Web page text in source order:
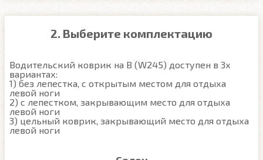
2. Выберите комплектацию
Водительский коврик на B (W245) доступен в 3х
вариантах:
1) без лепестка, с открытым местом для отдыха
левой ноги
2) с лепестком, закрывающим место для отдыха
левой ноги
3) цельный коврик, закрывающий место для отдыха
левой ноги